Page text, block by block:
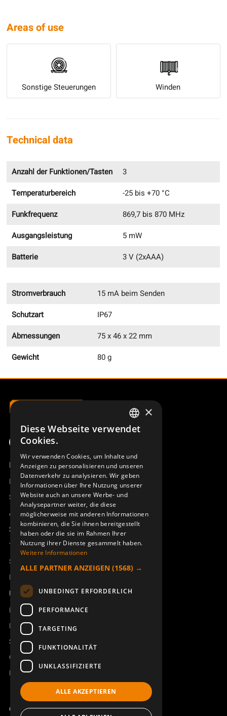
Areas of use
Sonstige Steuerungen Winden
Technical data
Anzahl der Funktionen/Tasten
3
Temperaturbereich
-25 bis +70 °C
Funkfrequenz
869,7 bis 870 MHz
Ausgangsleistung
5 mW
Batterie
3 V (2xAAA)
Stromverbrauch
15 mA beim Senden
Schutzart
IP67
Abmessungen
75 x 46 x 22 mm
Gewicht
80 g
Produktübersicht
Remotus
Sesam
Access_Ctrl
Support
Technischer Support
Service buchen
Handbücher und Videoanleitungen
Über Åkerströms
Kontakt
Neuigkeiten
Sicherheit und Richtlinien
Geschäftsbedingungen
REACH
Copyright ©2026 Åkerströms. All rights reserved.
SWEDISH
DEUTSCH
×
Diese Webseite verwendet
Cookies.
Wir verwenden Cookies, um Inhalte und
Anzeigen zu personalisieren und unseren
Datenverkehr zu analysieren. Wir geben
Informationen über Ihre Nutzung unserer
Website auch an unsere Werbe- und
Analysepartner weiter, die diese
möglicherweise mit anderen Informationen
kombinieren, die Sie ihnen bereitgestellt
haben oder die sie im Rahmen Ihrer
Nutzung ihrer Dienste gesammelt haben.
Weitere Informationen
ALLE PARTNER ANZEIGEN (1568) →
UNBEDINGT ERFORDERLICH
PERFORMANCE
TARGETING
FUNKTIONALITÄT
UNKLASSIFIZIERTE
ALLE AKZEPTIEREN